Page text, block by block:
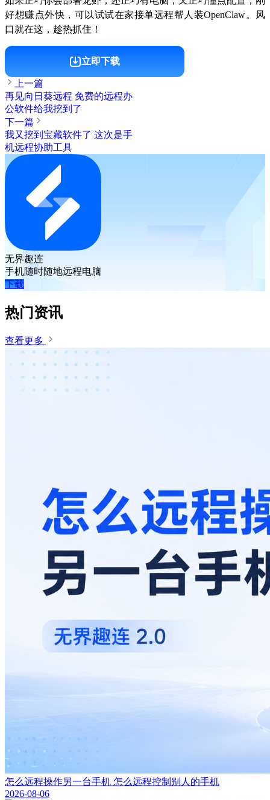
好想赚点外快，可以试试在家接单远程帮人装OpenClaw。风
口就在这，趁热抓住！
立即下载
上一篇
再见向日葵远程 免费的远程办
公软件给我挖到了
下一篇
我又挖到宝藏软件了 这次是手
机远程协助工具
无界趣连
手机随时随地远程电脑
下载
热门资讯
查看更多
怎么远程操作另一台手机 怎么远程控制别人的手机
2026-08-06